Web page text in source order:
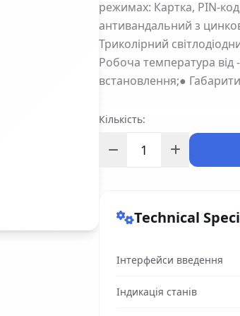
режимах: Картка, PIN-
антивандальний з
Триколірний
Робоча температура
встановлення;●
Кількість:
Technical
Інтерфейси введення
Індикація станів